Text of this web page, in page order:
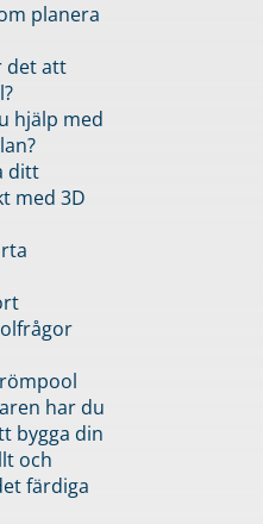
planera
det att
hjälp med
ditt
med 3D
har du
bygga din
och
färdiga